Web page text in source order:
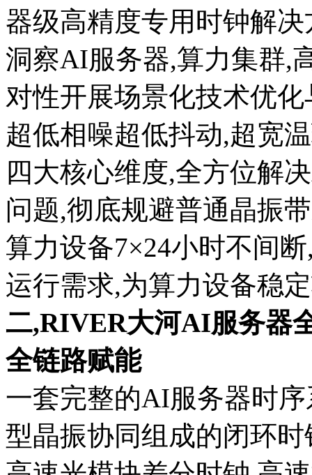
器级高精度专用时钟解
洞察AI服务器,算力集群,
对性开展场景化技术优
超低相噪超低抖动,超宽
四大核心维度,全方位解
问题,彻底规避普通晶振
算力设备7×24小时不间
运行需求,为算力设备稳
二,RIVER大河AI服务器
全链路赋能
一套完整的AI服务器时
型晶振协同组成的闭环